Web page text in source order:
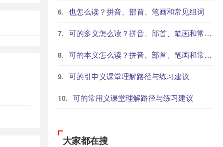
也怎么读？拼音、部首、笔画和常见组词
可的多义怎么读？拼音、部首、笔画和常见组词
可的本义怎么读？拼音、部首、笔画和常见组词
可的引申义课堂理解路径与练习建议
可的常用义课堂理解路径与练习建议
大家都在搜